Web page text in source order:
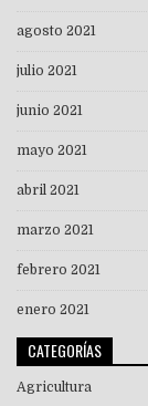
agosto 2021
julio 2021
junio 2021
mayo 2021
abril 2021
marzo 2021
febrero 2021
enero 2021
CATEGORÍAS
Agricultura